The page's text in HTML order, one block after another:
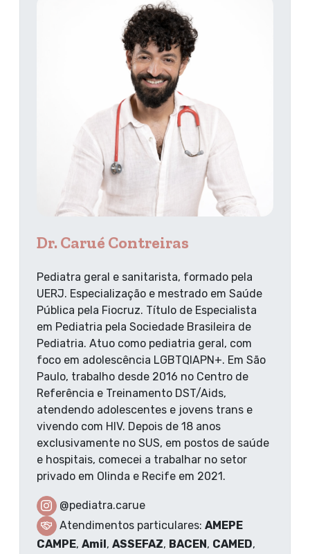
Dr. Carué Contreiras
Pediatra geral e sanitarista, formado pela
UERJ. Especialização e mestrado em Saúde
Pública pela Fiocruz. Título de Especialista
em Pediatria pela Sociedade Brasileira de
Pediatria. Atuo como pediatria geral, com
foco em adolescência LGBTQIAPN+. Em São
Paulo, trabalho desde 2016 no Centro de
Referência e Treinamento DST/Aids,
atendendo adolescentes e jovens trans e
vivendo com HIV. Depois de 18 anos
exclusivamente no SUS, em postos de saúde
e hospitais, comecei a trabalhar no setor
privado em Olinda e Recife em 2021.
@pediatra.carue
Atendimentos particulares: AMEPE
CAMPE, Amil, ASSEFAZ, BACEN, CAMED,